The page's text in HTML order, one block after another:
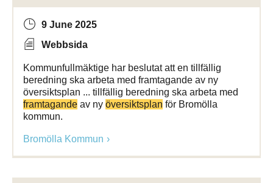
9 June 2025
Webbsida
Kommunfullmäktige har beslutat att en tillfällig
beredning ska arbeta med framtagande av ny
översiktsplan ... tillfällig beredning ska arbeta med
framtagande av ny översiktsplan för Bromölla
kommun.
Bromölla Kommun